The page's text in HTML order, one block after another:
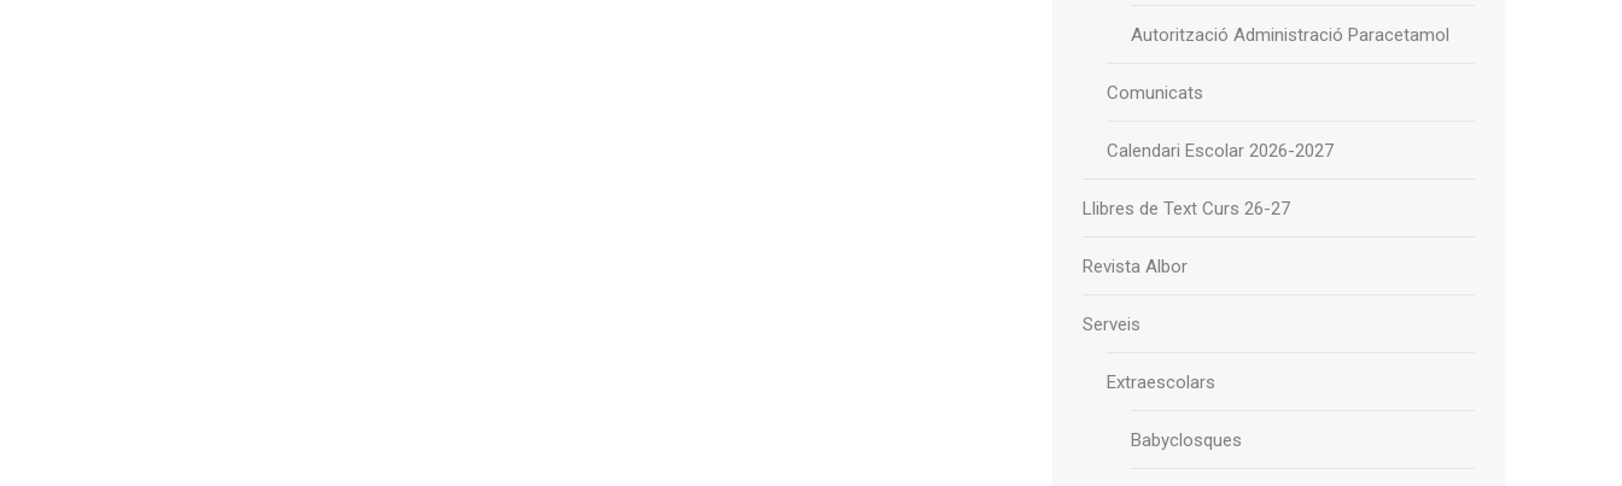
Autorització Administració Paracetamol
Comunicats
Calendari Escolar 2026-2027
Llibres de Text Curs 26-27
Revista Albor
Serveis
Extraescolars
Babyclosques